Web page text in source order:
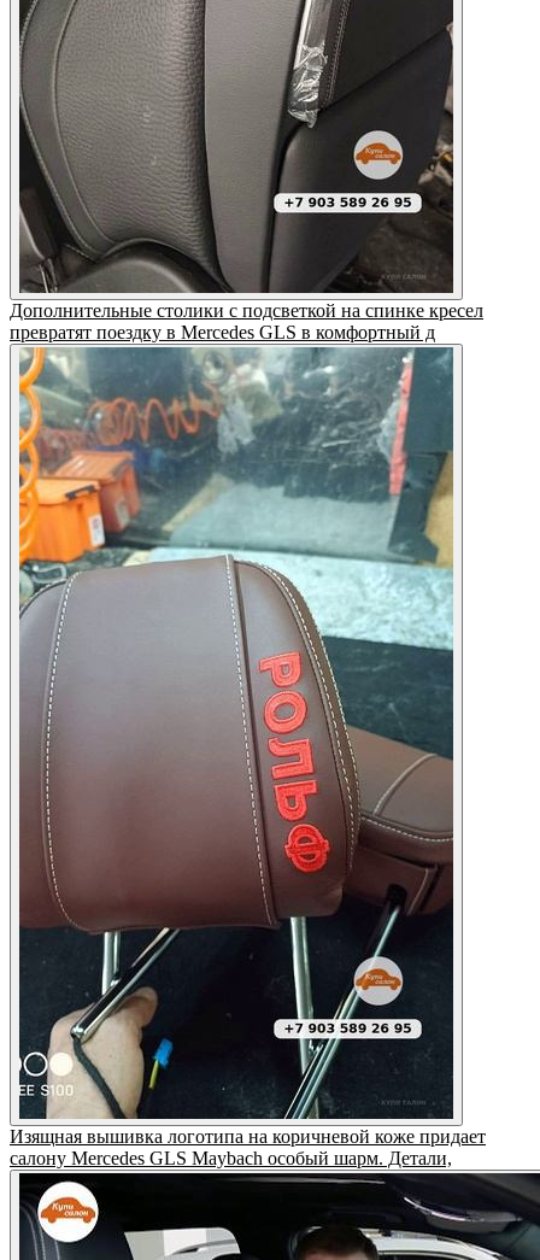
Дополнительные столики с подсветкой на спинке кресел
превратят поездку в Mercedes GLS в комфортный д
Изящная вышивка логотипа на коричневой коже придает
салону Mercedes GLS Maybach особый шарм. Детали,